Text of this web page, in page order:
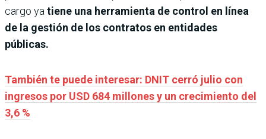
cargo ya tiene una herramienta de control en línea
de la gestión de los contratos en entidades
públicas.
También te puede interesar: DNIT cerró julio con
ingresos por USD 684 millones y un crecimiento del
3,6 %